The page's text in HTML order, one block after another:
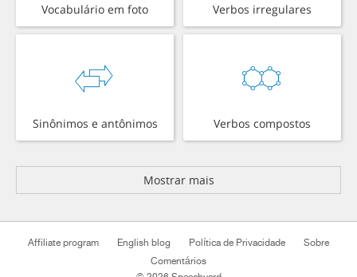
Vocabulário em foto Verbos irregulares
Sinônimos e antônimos Verbos compostos
Mostrar mais
Affiliate program English blog Política de Privacidade
Sobre
Comentários